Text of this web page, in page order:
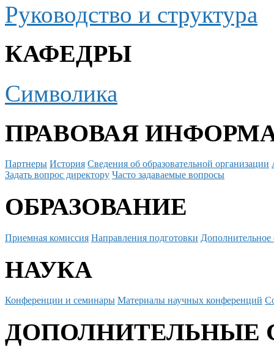
Руководство и структура
КАФЕДРЫ
Символика
ПРАВОВАЯ
Партнеры История Сведения об образовательной организации
Задать вопрос директору Часто задаваемые вопросы
ОБРАЗОВАНИЕ
Приемная комиссия Направления подготовки Дополнительное
НАУКА
Конференции и семинары Материалы научных конференций
ДОПОЛНИТЕЛЬНЫЕ